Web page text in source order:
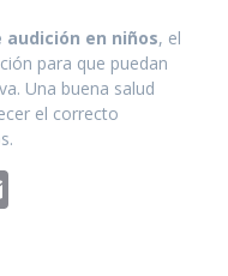
audición en niños, el
para que puedan
Una buena salud
el correcto